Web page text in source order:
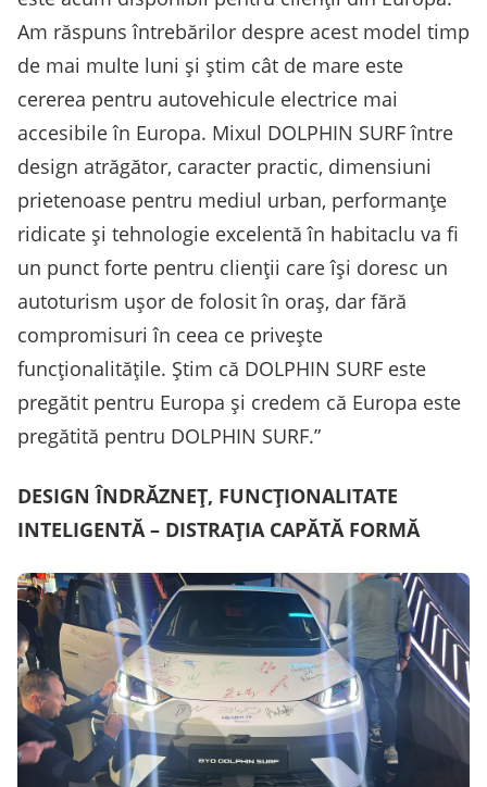
Am răspuns întrebărilor despre acest model timp
de mai multe luni și știm cât de mare este
cererea pentru autovehicule electrice mai
accesibile în Europa. Mixul DOLPHIN SURF între
design atrăgător, caracter practic, dimensiuni
prietenoase pentru mediul urban, performanțe
ridicate și tehnologie excelentă în habitaclu va fi
un punct forte pentru clienții care își doresc un
autoturism ușor de folosit în oraș, dar fără
compromisuri în ceea ce privește
funcționalitățile. Știm că DOLPHIN SURF este
pregătit pentru Europa și credem că Europa este
pregătită pentru DOLPHIN SURF.”
DESIGN ÎNDRĂZNEȚ, FUNCȚIONALITATE
INTELIGENTĂ – DISTRAȚIA CAPĂTĂ FORMĂ